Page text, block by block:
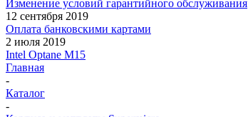
Изменение условий гарантийного обслуживания
12 сентября 2019
Оплата банковскими картами
2 июля 2019
Intel Optane M15
Главная
-
Каталог
-